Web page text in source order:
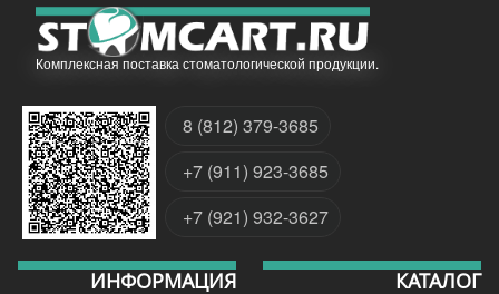
Комплексная поставка стоматологической продукции.
8 (812) 379-3685
+7 (911) 923-3685
+7 (921) 932-3627
ИНФОРМАЦИЯ КАТАЛОГ